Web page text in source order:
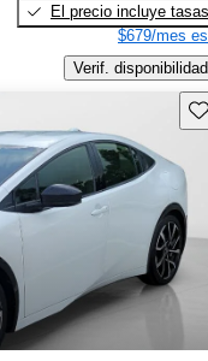
El precio incluye tasas
$679/mes
Verif. disponibilidad